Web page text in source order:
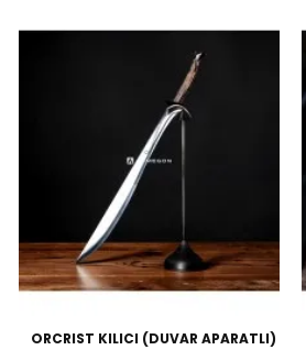
ORCRIST KILICI (DUVAR APARATLI)